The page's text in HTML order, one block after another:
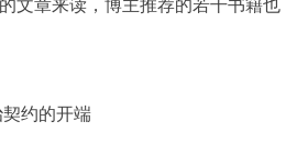
文章来读，博主推荐的若干书籍也
约的开端